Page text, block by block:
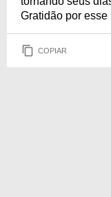
Gratidão por
COPIAR